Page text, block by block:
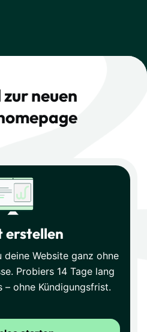
neuen
erstellen
Website ganz ohne
Probiers 14 Tage lang
ohne Kündigungsfrist.